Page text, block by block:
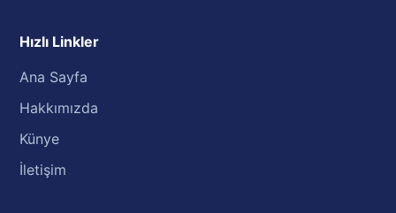
Hızlı Linkler
Ana Sayfa
Hakkımızda
Künye
İletişim